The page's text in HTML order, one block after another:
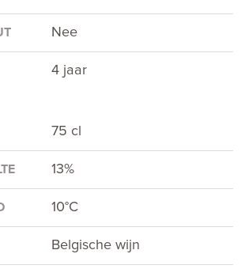
Nee
4 jaar
75 cl
13%
10°C
Belgische wijn